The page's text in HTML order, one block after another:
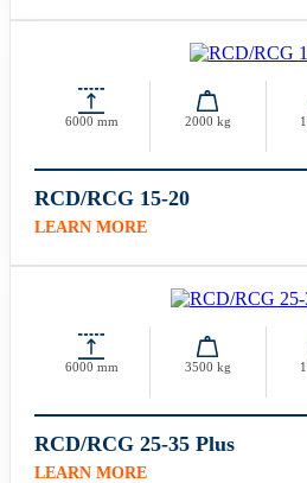
6000 mm 2000 kg
RCD/RCG 15-20
LEARN MORE
6000 mm 3500 kg
RCD/RCG 25-35 Plus
LEARN MORE